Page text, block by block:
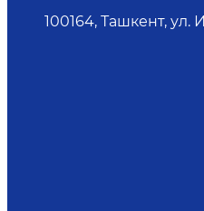
100164, Ташкент,